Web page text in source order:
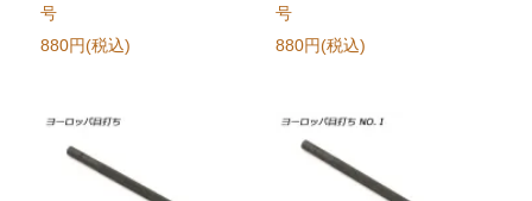
号
880円(税込)
号
880円(税込)